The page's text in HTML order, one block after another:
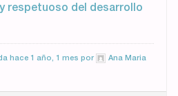
respetuoso del desarrollo
hace 1 año, 1 mes por
Ana Maria